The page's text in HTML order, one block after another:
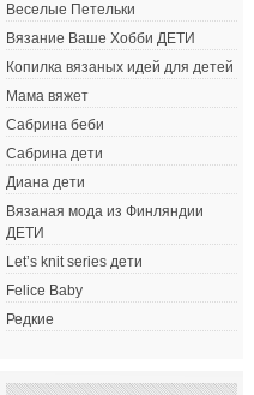
Веселые Петельки
Вязание Ваше Хобби ДЕТИ
Копилка вязаных идей для детей
Мама вяжет
Сабрина беби
Сабрина дети
Диана дети
Вязаная мода из Финляндии
ДЕТИ
Let’s knit series дети
Felice Baby
Редкие